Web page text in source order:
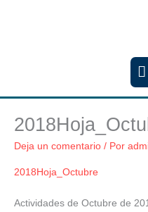
Deja un comentario / Por
2018Hoja_Octubre
Actividades de Octubre de